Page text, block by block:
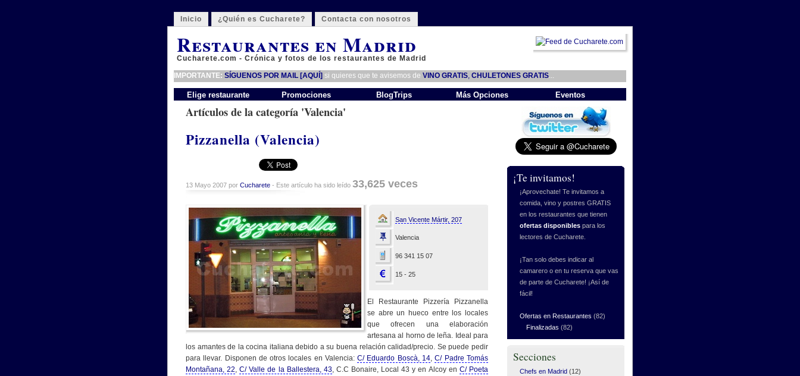
Inicio ¿Quién es Cucharete? Contacta con nosotros
Restaurantes en Madrid
Cucharete.com - Crónica y fotos de los restaurantes de Madrid
IMPORTANTE: SÍGUENOS POR MAIL [AQUÍ] si quieres que te avisemos de VINO GRATIS, CHULETONES GRATIS...
Elige restaurante Promociones BlogTrips Más Opciones Eventos
Artículos de la categoría 'Valencia'
Pizzanella (Valencia)
13 Mayo 2007 por Cucharete - Este artículo ha sido leído 33,625 veces
San Vicente Mártir, 207
Valencia
96 341 15 07
15 - 25
El Restaurante Pizzería Pizzanella
se abre un hueco entre los locales
que ofrecen una elaboración
artesana al horno de leña. Ideal para
los amantes de la cocina italiana debido a su buena relación calidad/precio. Se puede pedir
para llevar. Disponen de otros locales en Valencia:C/ Eduardo Boscà, 14,C/ Padre Tomás
Montañana, 22,C/ Valle de la Ballestera, 43, C.C Bonaire, Local 43 y en Alcoy en C/ Poeta
¡Te invitamos!
¡Aprovechate! Te invitamos a
comida, vino y postres GRATIS
en los restaurantes que tienen
ofertas disponiblespara los
lectores de Cucharete.
¡Tan solo debes indicar al
camarero o en tu reserva que vas
de parte de Cucharete! ¡Así de
fácil!
Ofertas en Restaurantes (82)
Finalizadas (82)
Secciones
Chefs en Madrid(12)